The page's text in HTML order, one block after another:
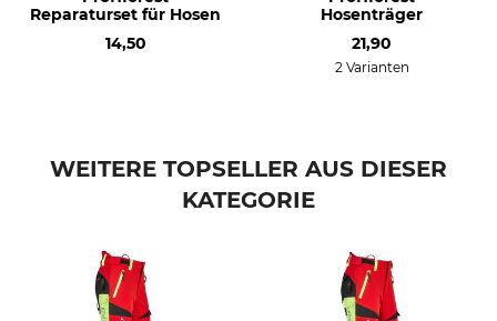
Für
Herstellung
Made in Slovakia
Reparaturset für Hosen
14,50
Hosenträger
21,90
2 Varianten
WEITERE TOPSELLER AUS DIESER
KATEGORIE